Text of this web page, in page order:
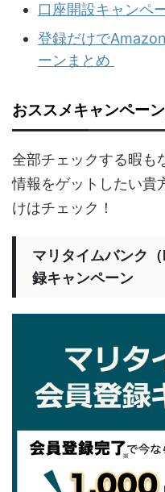
口座開設キャンペ
登録だけで
ーンまとめ
おススメキャンペー
全部チェックする暇も
情報をゲットしたい貴
けはチェック！
マリタイムバンク
録キャンペーン